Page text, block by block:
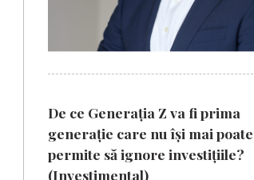
De ce Generația Z va fi prima
generație care nu își mai poate
permite să ignore investițiile?
(Investimental)